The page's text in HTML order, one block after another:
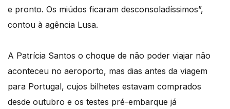
e pronto. Os miúdos ficaram desconsoladíssimos”,
contou à agência Lusa.
A Patrícia Santos o choque de não poder viajar não
aconteceu no aeroporto, mas dias antes da viagem
para Portugal, cujos bilhetes estavam comprados
desde outubro e os testes pré-embarque já